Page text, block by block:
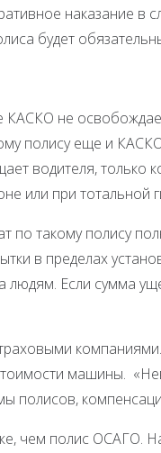
наказание в
будет
не
полису еще и
водителя,
или при тотальной
такому полису
в пределах
Если сумма
машины.
полисов,
чем полис ОСАГО.